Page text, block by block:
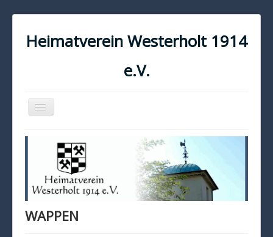
Heimatverein Westerholt 1914
e.V.
Navigation
an/aus
KONTAKT
IMPRESSUM
DATENSCHUTZ
WAPPEN